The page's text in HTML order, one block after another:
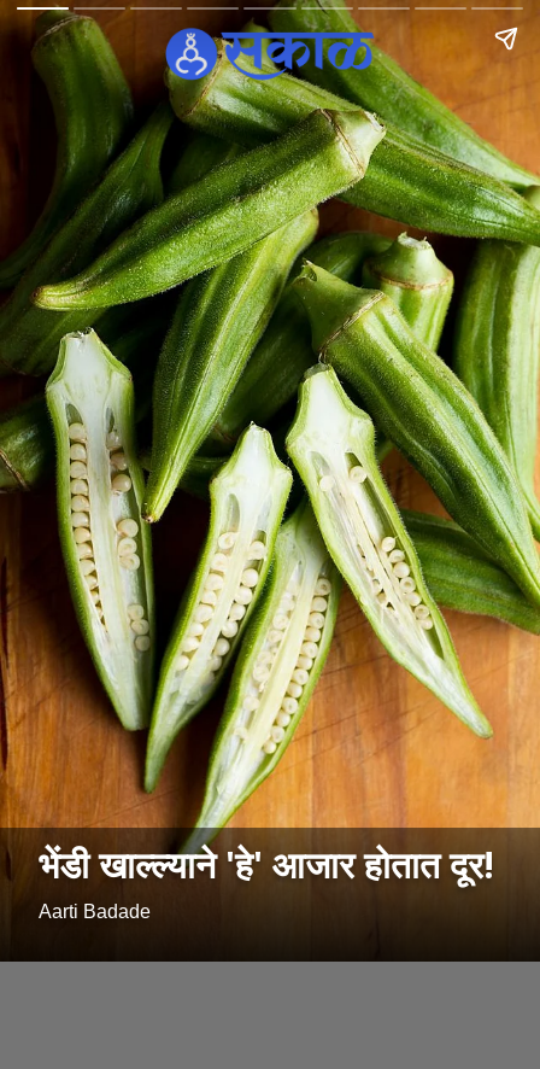
भेंडी खाल्ल्याने 'हे' आजार होतात दूर!
Aarti Badade